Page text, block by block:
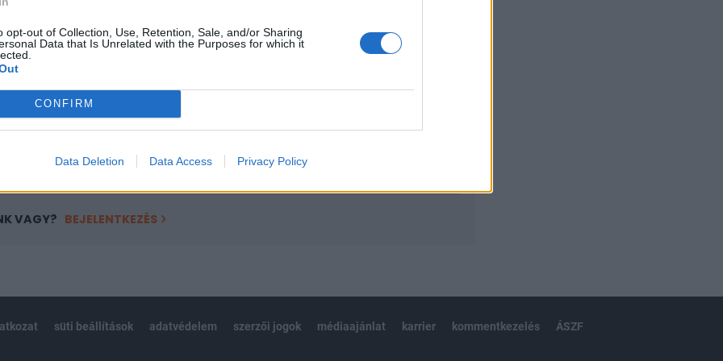
opt-out of Collection, Use, Retention, Sale, and/or Sharing
Data that Is Unrelated with the Purposes for which it
CONFIRM
Data Deletion Data Access Privacy Policy
portfolio.hu hírarchívumához tartozik, melynek olvasása előfizetéses
tartalmazza:
cikkarchívum
elmúlt 2 év napon belüli
Előfizetés
VAGY? BEJELENTKEZÉS
süti beállítások adatvédelem szerzői jogok médiaajánlat karrier kommentkezelés ÁSZF